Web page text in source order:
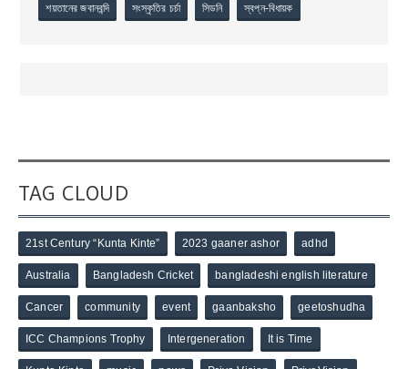
শয়তানের জবানবন্দি সংস্কৃতির চর্চা সিডনি স্বপ্ন-বিধায়ক
TAG CLOUD
21st Century “Kunta Kinte” 2023 gaaner ashor adhd
Australia Bangladesh Cricket bangladeshi english literature
Cancer community event gaanbaksho geetoshudha
ICC Champions Trophy Intergeneration It is Time